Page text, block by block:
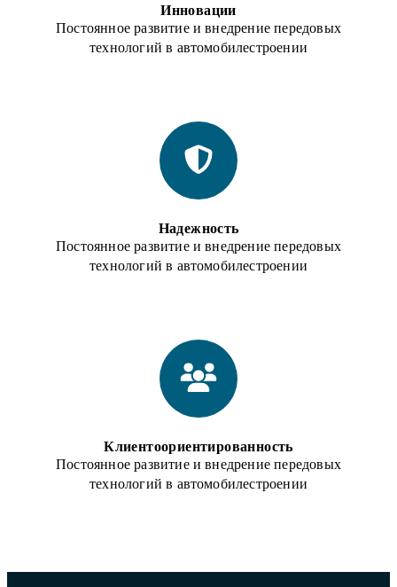
Инновации
Постоянное развитие и внедрение передовых
технологий в автомобилестроении
Надежность
Постоянное развитие и внедрение передовых
технологий в автомобилестроении
Клиентоориентированность
Постоянное развитие и внедрение передовых
технологий в автомобилестроении